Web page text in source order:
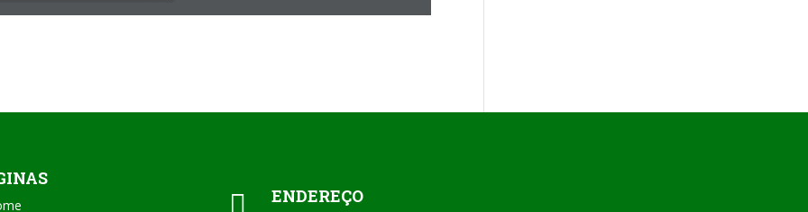
 ENDEREÇO